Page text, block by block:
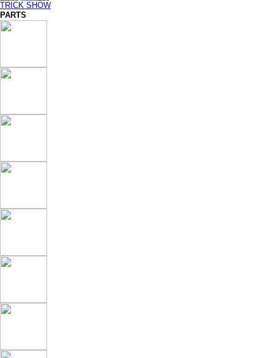
TRICK SHOW
PARTS